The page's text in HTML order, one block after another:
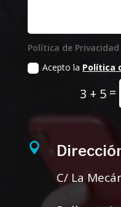
Política de Privacidad
Acepto la Política
3 + 5 =

C/ La